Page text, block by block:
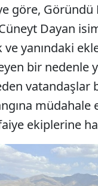
göre,
Dayan
ve yanındaki
bir nedenle
vatandaşlar
müdahale
ekiplerine